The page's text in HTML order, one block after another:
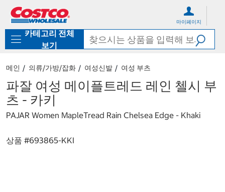
로
기
가
마이페이지
카테고리 전체
보기
메인 의류/가방/잡화 여성신발 여성 부츠
파잘 여성 메이플트레드 레인 첼시 부
츠 - 카키
PAJAR Women MapleTread Rain Chelsea Edge - Khaki
상품 #693865-KKI